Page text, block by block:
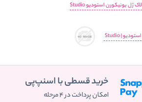
لاک ژل یونیکورن استودیو Studio
استودیو | Studio
خرید قسطی با اسنپ‌پی
امکان پرداخت در ۴ مرحله